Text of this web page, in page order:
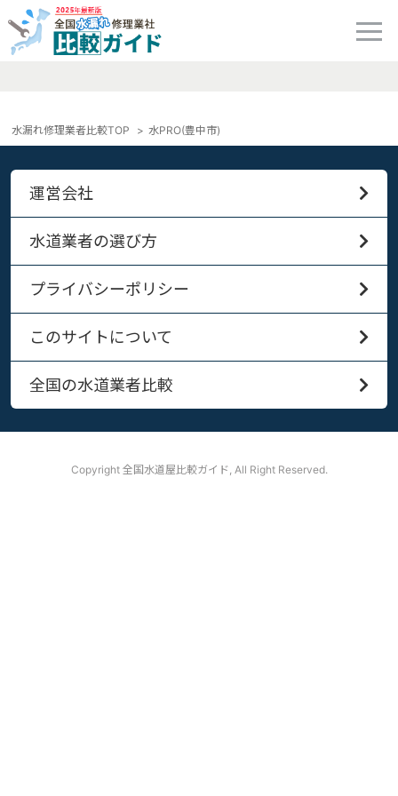
水漏れ修理業者比較TOP 水PRO(豊中市)
運営会社
水道業者の選び方
プライバシーポリシー
このサイトについて
全国の水道業者比較
Copyright 全国水道屋比較ガイド, All Right Reserved.